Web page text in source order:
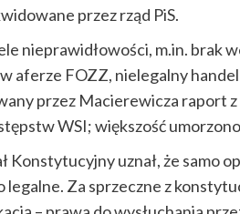
przez rząd PiS.
nieprawidłowości, m.in. brak
w aferze FOZZ, nielegalny
przez Macierewicza raport
WSI; większość
Konstytucyjny uznał, że samo
legalne. Za sprzeczne z